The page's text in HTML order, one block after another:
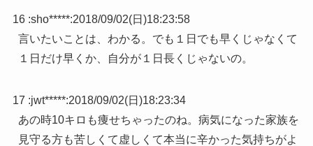
16 :sho*****:2018/09/02(日)18:23:58
言いたいことは、わかる。でも１日でも早くじゃなくて
１日だけ早くか、自分が１日長くじゃないの。
17 :jwt*****:2018/09/02(日)18:23:34
あの時10キロも痩せちゃったのね。病気になった家族を
見守る方も苦しくて虚しくて本当に辛かった気持ちがよ